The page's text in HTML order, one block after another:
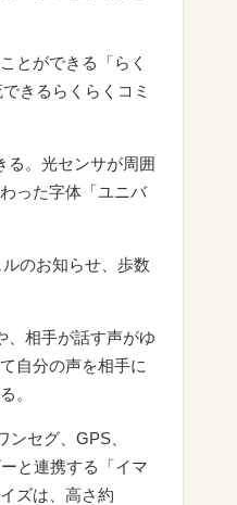
とができる「らく
きるらくらくコミ
る。光センサが周囲
った字体「ユニバ
のお知らせ、歩数
、相手が話す声がゆ
自分の声を相手に
。
セグ、GPS、
と連携する「イマ
ズは、高さ約